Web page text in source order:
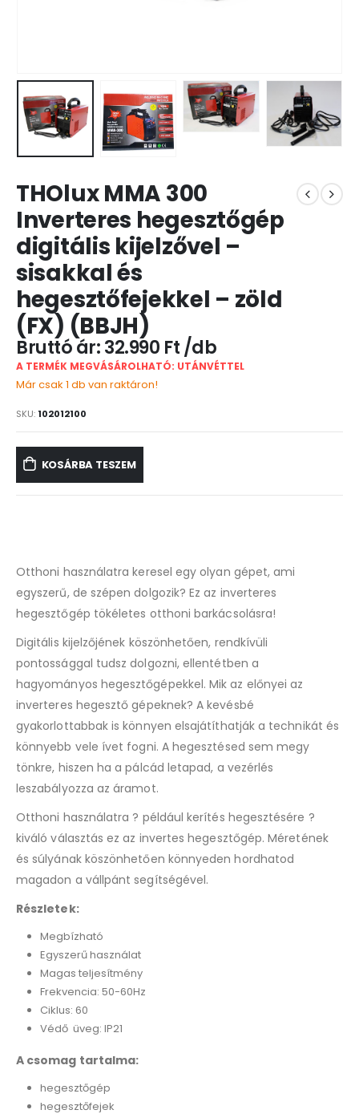
THOlux MMA 300
Inverteres hegesztőgép
digitális kijelzővel –
sisakkal és
hegesztőfejekkel – zöld
(FX) (BBJH)
32.990 Ft
A TERMÉK MEGVÁSÁROLHATÓ: UTÁNVÉTTEL
Már csak 1 db van raktáron!
SKU:102012100
KOSÁRBA TESZEM
Otthoni használatra keresel egy olyan gépet, ami
egyszerű, de szépen dolgozik? Ez az inverteres
hegesztőgép tökéletes otthoni barkácsolásra!
Digitális kijelzőjének köszönhetően, rendkívüli
pontossággal tudsz dolgozni, ellentétben a
hagyományos hegesztőgépekkel. Mik az előnyei az
inverteres hegesztő gépeknek? A kevésbé
gyakorlottabbak is könnyen elsajátíthatják a technikát és
könnyebb vele ívet fogni. A hegesztésed sem megy
tönkre, hiszen ha a pálcád letapad, a vezérlés
leszabályozza az áramot.
Otthoni használatra ? például kerítés hegesztésére ?
kiváló választás ez az invertes hegesztőgép. Méretének
és súlyának köszönhetően könnyeden hordhatod
magadon a vállpánt segítségével.
Részletek:
Megbízható
Egyszerű használat
Magas teljesítmény
Frekvencia: 50-60Hz
Ciklus: 60
Védő üveg: IP21
A csomag tartalma:
hegesztőgép
hegesztőfejek